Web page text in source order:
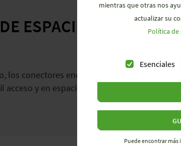
ESPACIO
los conectores enchufables pueden instalarse
acceso y en espacios reducidos.
mientras que otras nos
actualizar su
Política
Esenciales
Puede encontrar